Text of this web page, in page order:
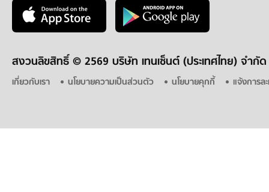
สงวนลิขสิทธิ์ © 2569 บริษัท เทนเซ็นต์ (ประเทศไทย) จำกัด
เกี่ยวกับเรา นโยบายความเป็นส่วนตัว นโยบายคุกกี้ แจ้งการล